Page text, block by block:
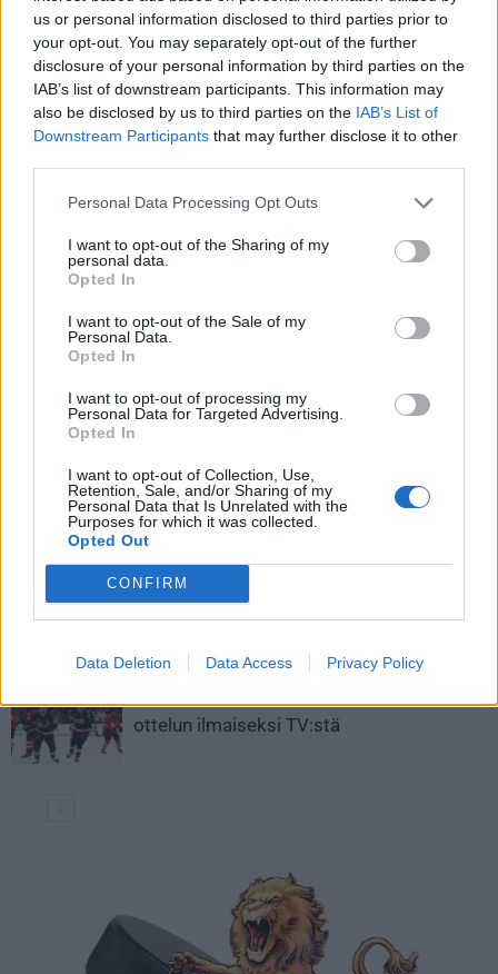
us or personal information disclosed to third parties prior to
your opt-out. You may separately opt-out of the further
disclosure of your personal information by third parties on the
IAB’s list of downstream participants. This information may
also be disclosed by us to third parties on the IAB’s List of
Downstream Participants that may further disclose it to other
Personal Data Processing Opt Outs
I want to opt-out of the Sharing of my
personal data.
Opted In
I want to opt-out of the Sale of my
Personal Data.
Opted In
I want to opt-out of processing my
Personal Data for Targeted Advertising.
Opted In
I want to opt-out of Collection, Use,
Retention, Sale, and/or Sharing of my
Personal Data that Is Unrelated with the
Purposes for which it was collected.
Opted Out
CONFIRM
Data Deletion Data Access Privacy Policy
Jos video ei näy, voit katsoa sentästä
Edellinen artikkeli
ketjuilla MM-finaaliin USA:ta
vastaan
lauantaina – askissa
LIITTYVÄT ARTIKKELIT LISÄÄ TEKIJÄLTÄ
Leijonat julkisti ketjut Sveitsi-peliin –
Aleksander Barkov tekee paluun
kaukaloon
Venäläisveskari sekosi Suomen 2.
divisioonassa – sai samasta tilanteesta
Kanada – USA klo 15:10 – näin katsot
ottelun ilmaiseksi TV:stä